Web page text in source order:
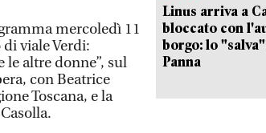
mercoledì 11
viale Verdi:
le altre donne”, sul
con Beatrice
Toscana, e la
Linus arriva a
bloccato con
borgo: lo
Panna